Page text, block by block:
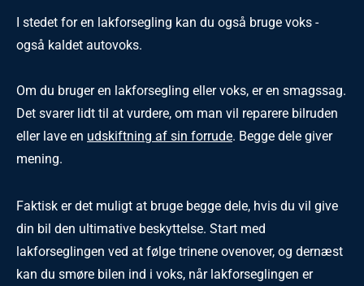
I stedet for en lakforsegling kan du også bruge voks -
også kaldet autovoks.
Om du bruger en lakforsegling eller voks, er en smagssag.
Det svarer lidt til at vurdere, om man vil reparere bilruden
eller lave en udskiftning af sin forrude. Begge dele giver
mening.
Faktisk er det muligt at bruge begge dele, hvis du vil give
din bil den ultimative beskyttelse. Start med
lakforseglingen ved at følge trinene ovenover, og dernæst
kan du smøre bilen ind i voks, når lakforseglingen er